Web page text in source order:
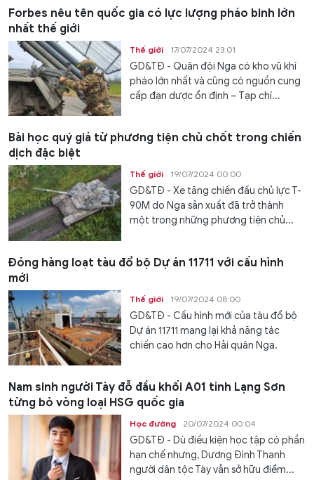
Forbes nêu tên quốc gia có lực lượng pháo binh lớn
nhất thế giới
Thế giới 17/07/2024 23:01
GD&TĐ - Quân đội Nga có kho vũ khí
pháo lớn nhất và cũng có nguồn cung
cấp đạn dược ổn định – Tạp chí...
Bài học quý giá từ phương tiện chủ chốt trong chiến
dịch đặc biệt
Thế giới 19/07/2024 00:00
GD&TĐ - Xe tăng chiến đấu chủ lực T-
90M do Nga sản xuất đã trở thành
một trong những phương tiện chủ...
Đóng hàng loạt tàu đổ bộ Dự án 11711 với cấu hình
mới
Thế giới 19/07/2024 08:00
GD&TĐ - Cấu hình mới của tàu đổ bộ
Dự án 11711 mang lại khả năng tác
chiến cao hơn cho Hải quân Nga.
Nam sinh người Tày đỗ đầu khối A01 tỉnh Lạng Sơn
từng bỏ vòng loại HSG quốc gia
Học đường 20/07/2024 00:04
GD&TĐ - Dù điều kiện học tập có phần
hạn chế nhưng, Dương Đình Thanh
người dân tộc Tày vẫn sở hữu điểm...